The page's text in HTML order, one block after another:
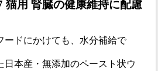
猫用 腎臓の健康維持に配慮
ードにかけても、水分補給で
日本産・無添加のペースト状ウ